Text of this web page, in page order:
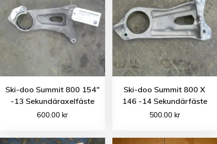
Ski-doo Summit 800 154″
-13 Sekundäraxelfäste
600.00kr
Ski-doo Summit 800 X
146 -14 Sekundärfäste
500.00 kr